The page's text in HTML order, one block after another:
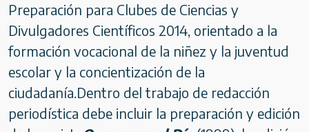
Preparación para Clubes de Ciencias y
Divulgadores Científicos 2014, orientado a la
formación vocacional de la niñez y la juventud
escolar y la concientización de la
ciudadanía.Dentro del trabajo de redacción
periodística debe incluir la preparación y edición